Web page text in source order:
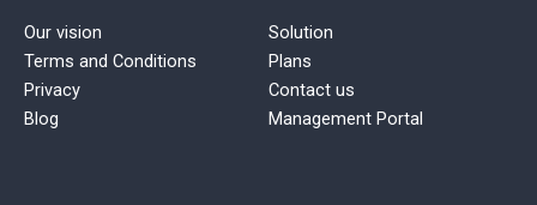
Our vision
Terms and Conditions
Privacy
Blog
Solution
Plans
Contact us
Management Portal